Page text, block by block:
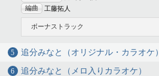
編曲
工藤拓人
ボーナストラック
追分みなと（オリジナル・カラオケ）
追分みなと（メロ入りカラオケ）